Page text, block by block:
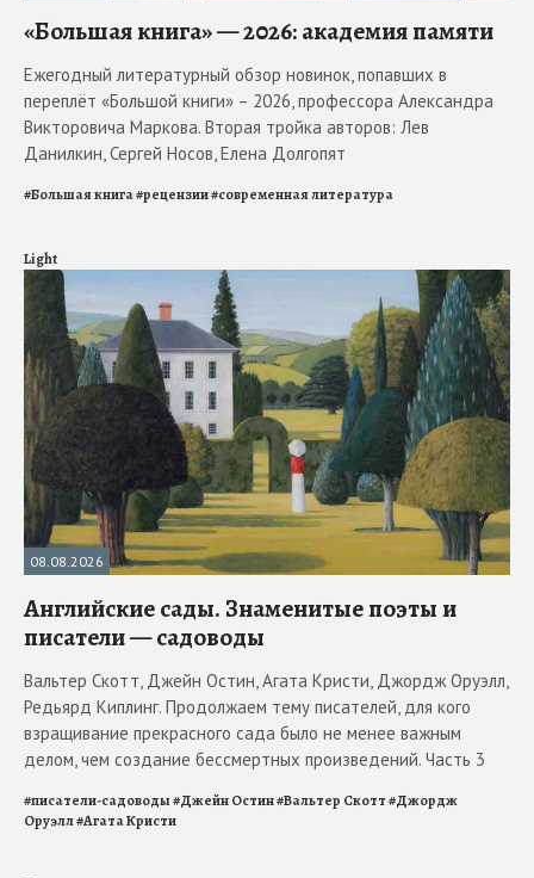
«Большая книга» — 2026: академия памяти
Ежегодный литературный обзор новинок, попавших в
переплёт «Большой книги» – 2026, профессора Александра
Викторовича Маркова. Вторая тройка авторов: Лев
Данилкин, Сергей Носов, Елена Долгопят
#Большая книга#рецензии#современная литература
Light
08.08.2026
Английские сады. Знаменитые поэты и
писатели — садоводы
Вальтер Скотт, Джейн Остин, Агата Кристи, Джордж Оруэлл,
Редьярд Киплинг. Продолжаем тему писателей, для кого
взращивание прекрасного сада было не менее важным
делом, чем создание бессмертных произведений. Часть 3
#писатели-садоводы#Джейн Остин#Вальтер Скотт#Джордж
Оруэлл#Агата Кристи